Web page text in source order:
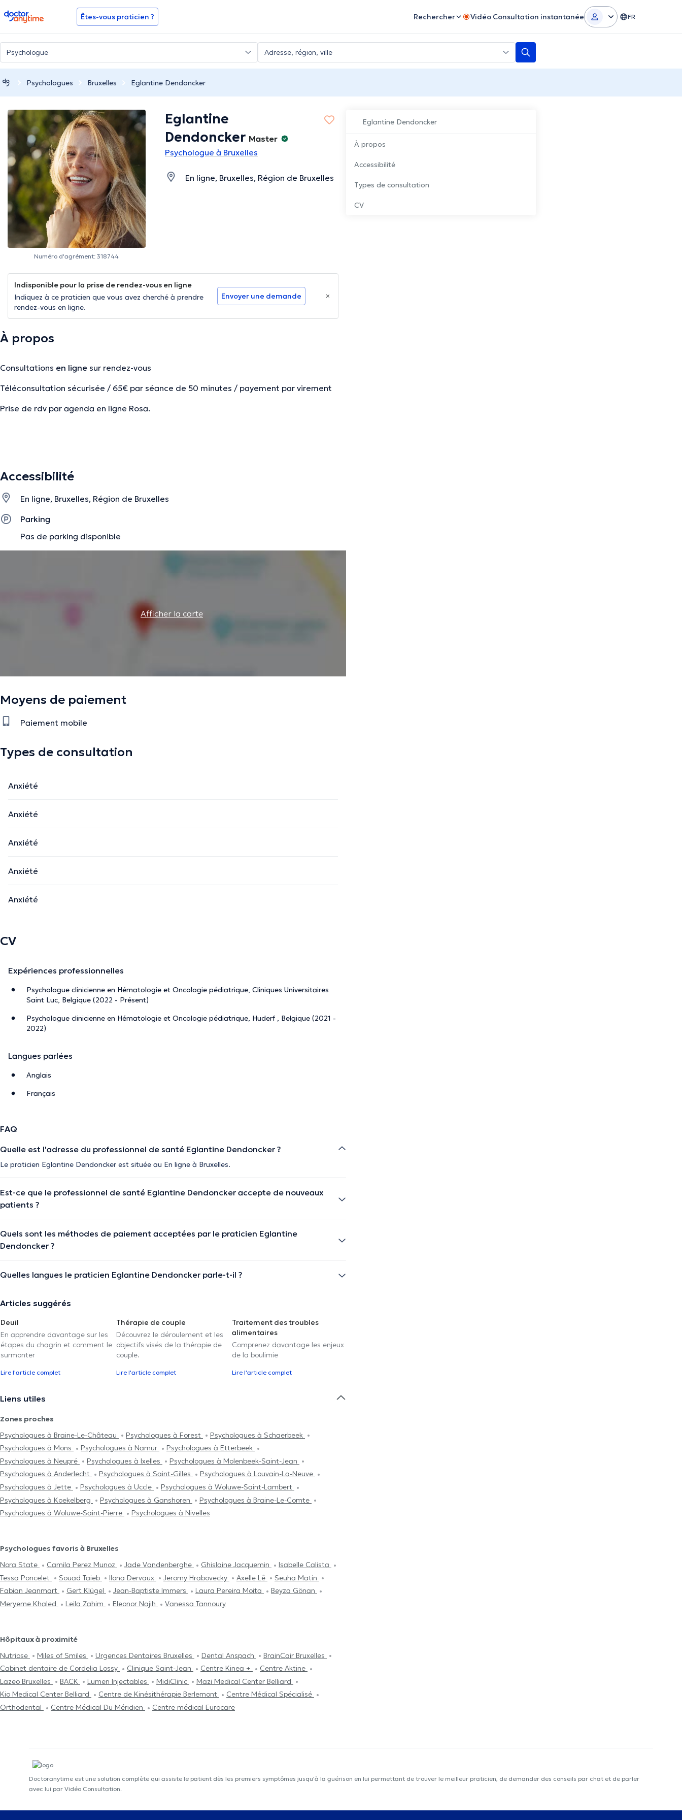
doctoranytime Êtes-vous praticien ? Rechercher Vidéo Consultation instantanée FR
Psychologues Bruxelles Eglantine Dendoncker
Eglantine Dendoncker
À propos
Accessibilité
Types de consultation
CV
Numéro d'agrément: 318744
Eglantine
Dendoncker Master
Psychologue à Bruxelles
En ligne, Bruxelles, Région de Bruxelles
Indisponible pour la prise de rendez-vous en ligne
Indiquez à ce praticien que vous avez cherché à prendre
rendez-vous en ligne.
Envoyer une demande
À propos
Consultations en ligne sur rendez-vous
Téléconsultation sécurisée / 65€ par séance de 50 minutes / payement par virement
Prise de rdv par agenda en ligne Rosa.
bienveillance et l’authenticité.
Mon parcours m’a permis d’intervenir auprès d’enfants, d’adolescents et de leurs
familles confrontés à la maladie, aux difficultés scolaires ou à des situations de
D’orientation humaniste, j’accorde une place centrale à la relation thérapeutique et à
Accessibilité
En ligne, Bruxelles, Région de Bruxelles
Parking
Pas de parking disponible
Afficher la carte
Moyens de paiement
Paiement mobile
Types de consultation
Anxiété
Anxiété
Anxiété
Anxiété
Anxiété
CV
Expériences professionnelles
Psychologue clinicienne en Hématologie et Oncologie pédiatrique, Cliniques Universitaires
Saint Luc, Belgique (2022 - Présent)
Psychologue clinicienne en Hématologie et Oncologie pédiatrique, Huderf , Belgique (2021 -
2022)
Langues parlées
Anglais
Français
FAQ
Quelle est l'adresse du professionnel de santé Eglantine Dendoncker ?
Le praticien Eglantine Dendoncker est située au En ligne à Bruxelles.
Est-ce que le professionnel de santé Eglantine Dendoncker accepte de nouveaux
patients ?
Quels sont les méthodes de paiement acceptées par le praticien Eglantine
Dendoncker ?
Quelles langues le praticien Eglantine Dendoncker parle-t-il ?
Articles suggérés
Deuil
En apprendre davantage sur les
étapes du chagrin et comment le
surmonter
Lire l'article complet
Thérapie de couple
Découvrez le déroulement et les
objectifs visés de la thérapie de
couple.
Lire l'article complet
Traitement des troubles
alimentaires
Comprenez davantage les enjeux
de la boulimie
Lire l'article complet
Liens utiles
Zones proches
Psychologues à Braine-Le-Château
Psychologues à Forest
Psychologues à Schaerbeek
Psychologues à Mons
Psychologues à Namur
Psychologues à Etterbeek
Psychologues à Neupré
Psychologues à Ixelles
Psychologues à Molenbeek-Saint-Jean
Psychologues à Anderlecht
Psychologues à Saint-Gilles
Psychologues à Louvain-La-Neuve
Psychologues à Jette
Psychologues à Uccle
Psychologues à Woluwe-Saint-Lambert
Psychologues à Koekelberg
Psychologues à Ganshoren
Psychologues à Braine-Le-Comte
Psychologues à Woluwe-Saint-Pierre
Psychologues à Nivelles
Psychologues favoris à Bruxelles
Nora State
Camila Perez Munoz Jade Vandenberghe Ghislaine Jacquemin
Isabelle Calista
Tessa Poncelet
Souad Taieb Ilona Dervaux Jeromy Hrabovecky Axelle Lê
Seuha Matin
Fabian Jeanmart
Gert Klügel Jean-Baptiste Immers Laura Pereira Moita
Beyza Gönan
Meryeme Khaled
Leila Zahim Eleonor Najih Vanessa Tannoury
Hôpitaux à proximité
Nutriose
Miles of Smiles Urgences Dentaires Bruxelles Dental Anspach
BrainCair Bruxelles
Cabinet dentaire de Cordelia Lossy
Clinique Saint-Jean Centre Kinea +
Centre Aktine
Lazeo Bruxelles
BACK Lumen Injectables MidiClinic
Mazi Medical Center Belliard
Kio Medical Center Belliard
Centre de Kinésithérapie Berlemont
Centre Médical Spécialisé
Orthodental
Centre Médical Du Méridien Centre médical Eurocare
Doctoranytime est une solution complète qui assiste le patient dès les premiers symptômes jusqu'à la guérison en lui permettant de trouver le meilleur praticien, de demander des conseils par chat et de parler
avec lui par Vidéo Consultation.